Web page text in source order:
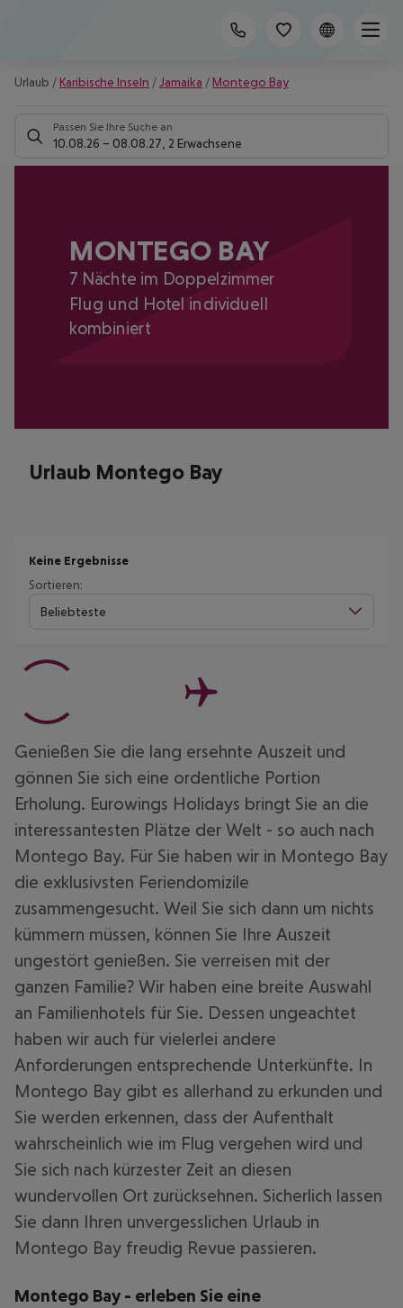
Urlaub / Karibische Inseln /Jamaika / Montego Bay
Passen Sie Ihre Suche an
10.08.26 – 08.08.27 2 Erwachsene
MONTEGO BAY
7 Nächte im Doppelzimmer
Flug und Hotel individuell
kombiniert
Urlaub Montego Bay
Keine Ergebnisse
Sortieren:
Beliebteste
Genießen Sie die lang ersehnte Auszeit und
gönnen Sie sich eine ordentliche Portion
Erholung. Eurowings Holidays bringt Sie an die
interessantesten Plätze der Welt - so auch nach
Montego Bay. Für Sie haben wir in Montego Bay
die exklusivsten Feriendomizile
zusammengesucht. Weil Sie sich dann um nichts
kümmern müssen, können Sie Ihre Auszeit
ungestört genießen. Sie verreisen mit der
ganzen Familie? Wir haben eine breite Auswahl
an Familienhotels für Sie. Dessen ungeachtet
haben wir auch für vielerlei andere
Anforderungen entsprechende Unterkünfte. In
Montego Bay gibt es allerhand zu erkunden und
Sie werden erkennen, dass der Aufenthalt
wahrscheinlich wie im Flug vergehen wird und
Sie sich nach kürzester Zeit an diesen
wundervollen Ort zurücksehnen. Sicherlich lassen
Sie dann Ihren unvergesslichen Urlaub in
Montego Bay freudig Revue passieren.
Montego Bay - erleben Sie eine